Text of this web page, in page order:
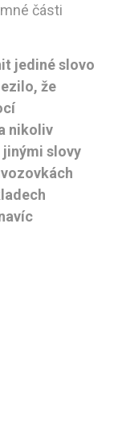
části
jediné slovo
že
nikoliv
jinými slovy